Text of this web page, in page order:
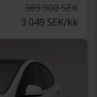
369 900 SEK
3 049 SEK/kk